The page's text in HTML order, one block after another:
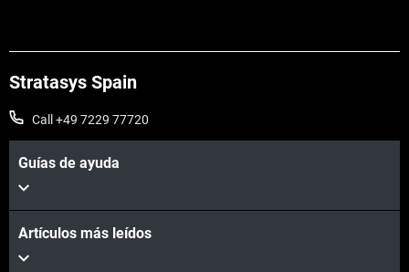
Stratasys Spain
Call +49 7229 77720
Guías de ayuda
Artículos más leídos